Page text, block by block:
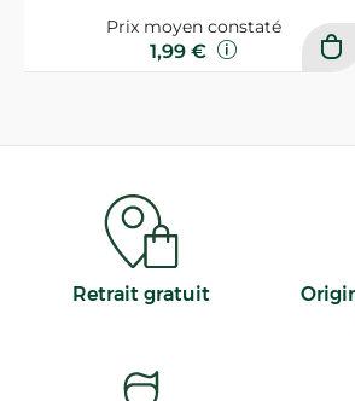
Prix moyen constaté
1,99 €
Retrait gratuit